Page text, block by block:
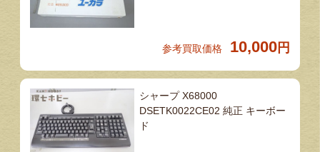
参考買取価格 10,000 円
シャープ X68000
DSETK0022CE02 純正 キーボー
ド